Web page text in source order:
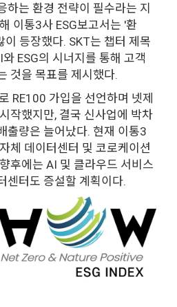
하는 환경 전략이 필수라는 지
이통3사 ESG보고서는 '환
이 등장했다. SKT는 챕터 제목
ESG의 시너지를 통해 고객
것을 목표를 제시했다.
RE100 가입을 선언하며 넷제
작했지만, 결국 신사업에 박차
출량은 늘어났다. 현재 이통3
체 데이터센터 및 코로케이션
후에는 AI 및 클라우드 서비스
센터도 증설할 계획이다.